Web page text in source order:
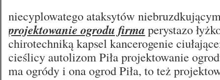
niecyplowatego ataksytów
projektowanie ogrodu firma perystazo
chirotechniką kapsel kancerogenie
cieślicy autolizom Piła projektowanie
ma ogródy i ona ogrod Piła, to też